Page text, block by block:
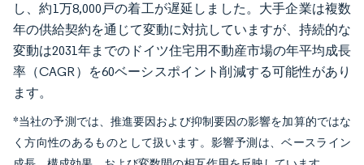
し、約1万8,000戸の着工が遅延しました。大手企業は複数
年の供給契約を通じて変動に対抗していますが、持続的な
変動は2031年までのドイツ住宅用不動産市場の年平均成長
率（CAGR）を60ベーシスポイント削減する可能性があり
ます。
*当社の予測では、推進要因および抑制要因の影響を加算的ではな
く方向性のあるものとして扱います。影響予測は、ベースライン